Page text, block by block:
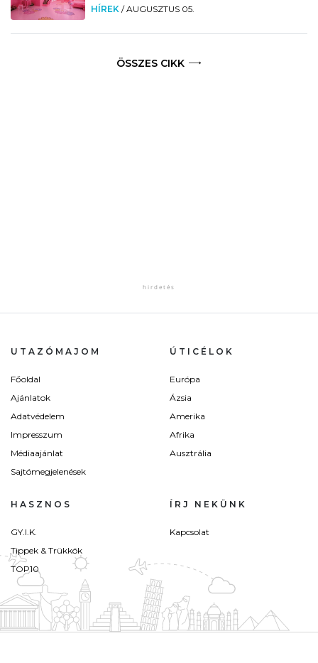
HÍREK /AUGUSZTUS 05.
ÖSSZES CIKK
UTAZÓMAJOM
Főoldal
Ajánlatok
Adatvédelem
Impresszum
Médiaajánlat
Sajtómegjelenések
ÚTICÉLOK
Európa
Ázsia
Amerika
Afrika
Ausztrália
HASZNOS
GY.I.K.
Tippek & Trükkök
TOP10
ÍRJ NEKÜNK
Kapcsolat